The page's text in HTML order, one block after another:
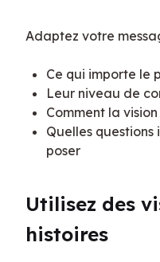
Adaptez votre
Ce qui importe le
Leur niveau de
Comment la
Quelles questions
poser
Utilisez des
histoires